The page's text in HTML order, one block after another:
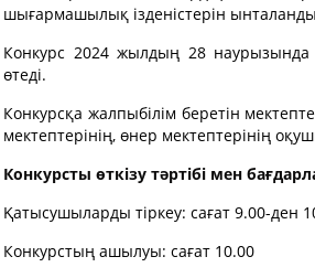
шығармашылық ізденістерін
Конкурс 2024 жылдың 28 наурызында
өтеді.
Конкурсқа жалпыбілім беретін
мектептерінің, өнер мектептерінің
Конкурсты өткізу тәртібі мен
Қатысушыларды тіркеу: сағат 9.00-ден
Конкурстың ашылуы: сағат 10.00